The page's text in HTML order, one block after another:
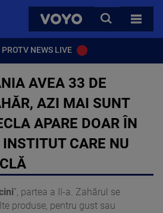
VOYO
CAUTA
TOATE
PROTV NEWS LIVE
AVEA 33 DE
AZI MAI SUNT
APARE DOAR ÎN
CARE NU
”, partea a II-a. Zahărul se
produse, pentru gust sau